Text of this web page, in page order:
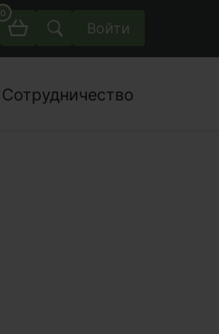
0
Войти
Сотрудничество